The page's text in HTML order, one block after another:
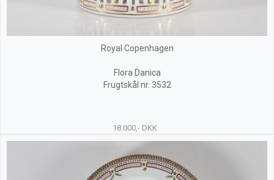
Royal Copenhagen
Flora Danica
Frugtskål nr. 3532
18.000,- DKK